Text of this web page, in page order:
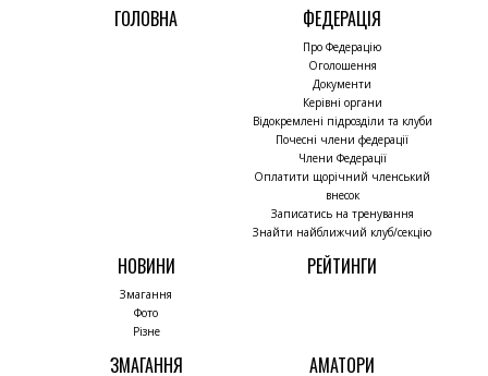
ГОЛОВНА ФЕДЕРАЦІЯ
Про Федерацію
Оголошення
Документи
Керівні органи
Відокремлені підрозділи та клуби
Почесні члени федерації
Члени Федерації
Оплатити щорічний членський
внесок
Записатись на тренування
Знайти найближчий клуб/секцію
НОВИНИ
Змагання
Фото
Різне
РЕЙТИНГИ
ЗМАГАННЯ АМАТОРИ